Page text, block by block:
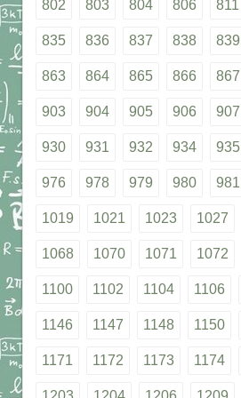
802 803 804 806 811
835 836 837 838 839
863 864 865 866 867
903 904 905 906 907
930 931 932 934 935
976 978 979 980 981
1019 1021 1023 1027
1068 1070 1071 1072
1100 1102 1104 1106
1146 1147 1148 1150
1171 1172 1173 1174